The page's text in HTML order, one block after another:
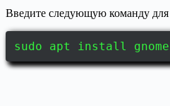
Введите следующую команду для
sudo apt install